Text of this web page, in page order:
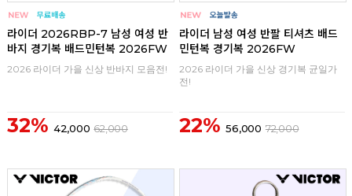
라이더 2026RBP-7 남성 여성 반
바지 경기복 배드민턴복 2026FW
2026 라이더 가을 신상 반바지 모음전!
32% 42,000 62,000
라이더 남성 여성 반팔 티셔츠 배드
민턴복 경기복 2026FW
2026 라이더 가을 신상 경기복 균일가
전!
22% 56,000 72,000